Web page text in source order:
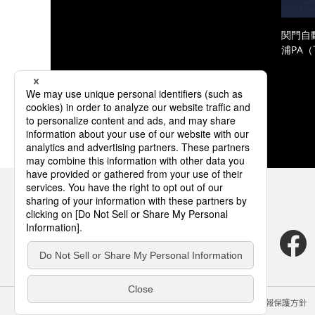
関門自
浦PA
サイトのご利用にあたって クッキーポリシー 個人情報保護方針